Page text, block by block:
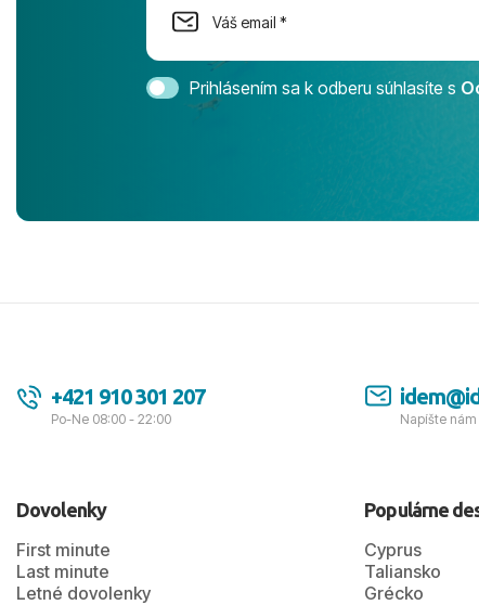
Magic
svedomím
úrovni.
tešíme,
Prihlásením sa k odberu súhlasíte s
+421 910 301 207
Po-Ne 08:00 - 22:00 Napíšte nám
Dovolenky
First minute
Last minute
Letné dovolenky
Populárne
Cyprus
Taliansko
Grécko